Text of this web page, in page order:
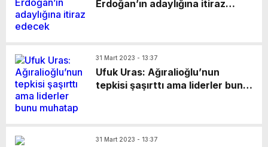
Erdoğan’ın adaylığına itiraz
31 Mart 2023 - 13:37
Ufuk Uras: Ağıralioğlu’nun
tepkisi şaşırttı ama liderler bunu
31 Mart 2023 - 13:37